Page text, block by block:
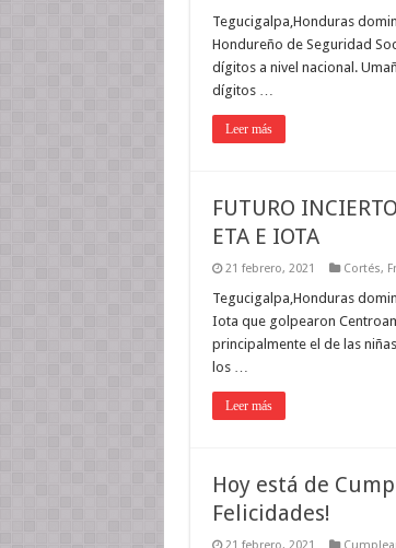
Tegucigalpa,Honduras
Hondureño de Seguridad
dígitos a nivel nacional.
dígitos …
Leer más
FUTURO
ETA E IOTA
21 febrero, 2021 Cortés,
Tegucigalpa,Honduras
Iota que golpearon
principalmente el de las
los …
Leer más
Hoy está de
Felicidades!